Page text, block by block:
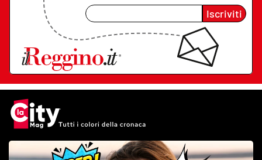
Iscriviti